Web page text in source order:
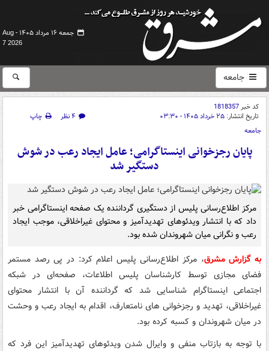
جمعه ۱۶ مرداد ۱۴۰۵ -
Aug
7 2026
جامعه
کد خبر1818357
تاریخ انتشار: ۲۵ خرداد ۱۴۰۵ - ۰۳:۳۰ ۴ نظر
چاپ
جامعه
پایان رجزخوانی اینستاگرامی؛ عامل ایجاد رعب در شوش
دستگیر شد
مرکز اطلاع‌رسانی پلیس از دستگیری گرداننده یک صفحه اینستاگرامی خبر
داد که با انتشار ویدئوهای تهدیدآمیز و محتوای غیراخلاقی، موجب ایجاد
رعب و نگرانی میان شهروندان شده بود.
به گزارش مشرق، مرکز اطلاع‌رسانی پلیس اعلام کرد: در پی رصد مستمر
فضای مجازی توسط کارشناسان پلیس اطلاعات، صفحه‌ای در شبکه
اجتماعی اینستاگرام شناسایی شد که گرداننده آن با انتشار محتوای
غیراخلاقی، تهدید و رجزخوانی های نامتعارف، اقدام به ایجاد رعب و وحشت
در میان شهروندان و کسبه کرده بود.
با توجه به بازتاب منفی و وایرال شدن ویدئوهای تهدیدآمیز این فرد که